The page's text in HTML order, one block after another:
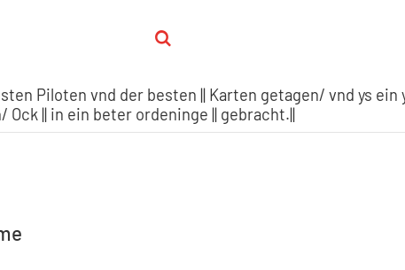
Piloten vnd der besten || Karten getagen/ vnd ys ein
|| in ein beter ordeninge || gebracht.||